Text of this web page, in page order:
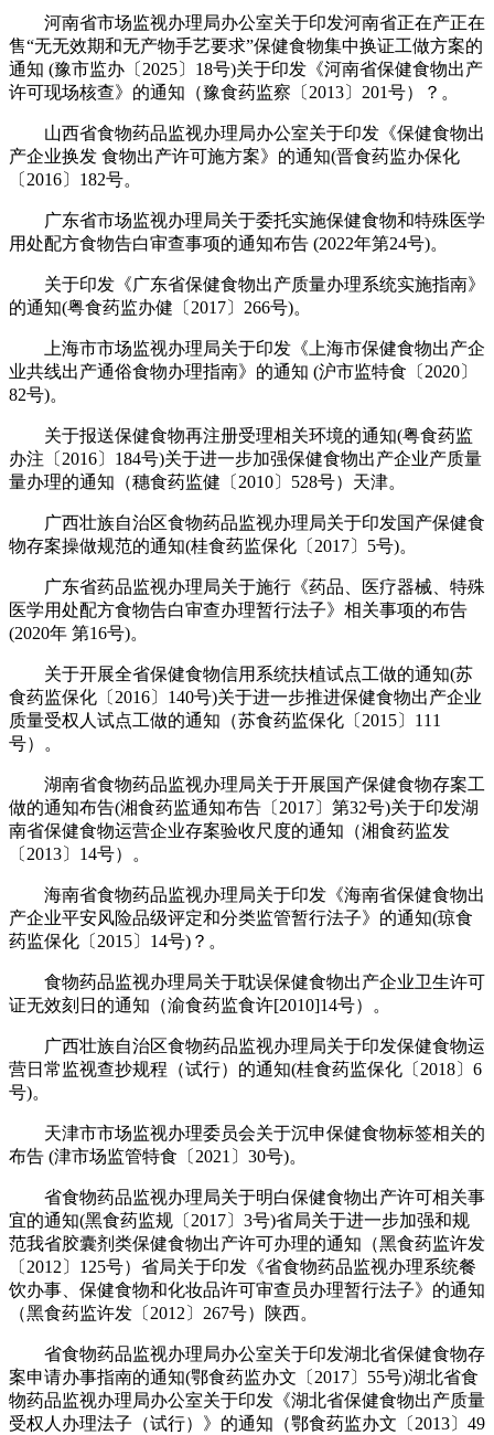
河南省市场监视办理局办公室关于印发河南省正在产正在
售“无无效期和无产物手艺要求”保健食物集中换证工做方案的
通知 (豫市监办〔2025〕18号)关于印发《河南省保健食物出产
许可现场核查》的通知（豫食药监察〔2013〕201号）？。
山西省食物药品监视办理局办公室关于印发《保健食物出
产企业换发 食物出产许可施方案》的通知(晋食药监办保化
〔2016〕182号。
广东省市场监视办理局关于委托实施保健食物和特殊医学
用处配方食物告白审查事项的通知布告 (2022年第24号)。
关于印发《广东省保健食物出产质量办理系统实施指南》
的通知(粤食药监办健〔2017〕266号)。
上海市市场监视办理局关于印发《上海市保健食物出产企
业共线出产通俗食物办理指南》的通知 (沪市监特食〔2020〕
82号)。
关于报送保健食物再注册受理相关环境的通知(粤食药监
办注〔2016〕184号)关于进一步加强保健食物出产企业产质量
量办理的通知（穗食药监健〔2010〕528号）天津。
广西壮族自治区食物药品监视办理局关于印发国产保健食
物存案操做规范的通知(桂食药监保化〔2017〕5号)。
广东省药品监视办理局关于施行《药品、医疗器械、特殊
医学用处配方食物告白审查办理暂行法子》相关事项的布告
(2020年 第16号)。
关于开展全省保健食物信用系统扶植试点工做的通知(苏
食药监保化〔2016〕140号)关于进一步推进保健食物出产企业
质量受权人试点工做的通知（苏食药监保化〔2015〕111
号）。
湖南省食物药品监视办理局关于开展国产保健食物存案工
做的通知布告(湘食药监通知布告〔2017〕第32号)关于印发湖
南省保健食物运营企业存案验收尺度的通知（湘食药监发
〔2013〕14号）。
海南省食物药品监视办理局关于印发《海南省保健食物出
产企业平安风险品级评定和分类监管暂行法子》的通知(琼食
药监保化〔2015〕14号)？。
食物药品监视办理局关于耽误保健食物出产企业卫生许可
证无效刻日的通知（渝食药监食许[2010]14号）。
广西壮族自治区食物药品监视办理局关于印发保健食物运
营日常监视查抄规程（试行）的通知(桂食药监保化〔2018〕6
号)。
天津市市场监视办理委员会关于沉申保健食物标签相关的
布告 (津市场监管特食〔2021〕30号)。
省食物药品监视办理局关于明白保健食物出产许可相关事
宜的通知(黑食药监规〔2017〕3号)省局关于进一步加强和规
范我省胶囊剂类保健食物出产许可办理的通知（黑食药监许发
〔2012〕125号）省局关于印发《省食物药品监视办理系统餐
饮办事、保健食物和化妆品许可审查员办理暂行法子》的通知
（黑食药监许发〔2012〕267号）陕西。
省食物药品监视办理局办公室关于印发湖北省保健食物存
案申请办事指南的通知(鄂食药监办文〔2017〕55号)湖北省食
物药品监视办理局办公室关于印发《湖北省保健食物出产质量
受权人办理法子（试行）》的通知（鄂食药监办文〔2013〕49